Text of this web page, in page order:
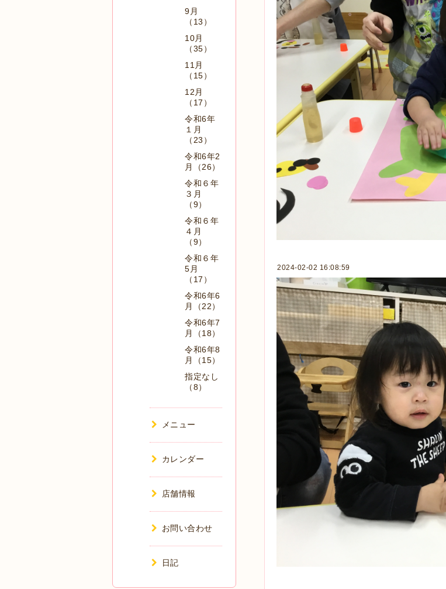
2024-02-02 16:08:59
9月
（13）
10月
（35）
11月
（15）
12月
（17）
令和6年
１月
（23）
令和6年2
月（26）
令和６年
３月
（9）
令和６年
４月
（9）
令和６年
5月
（17）
令和6年6
月（22）
令和6年7
月（18）
令和6年8
月（15）
指定なし
（8）
メニュー
カレンダー
店舗情報
お問い合わせ
日記